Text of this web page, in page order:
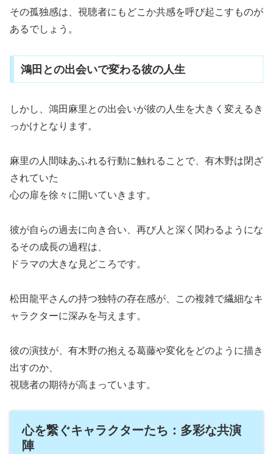
その孤独感は、視聴者にもどこか共感を呼び起こすものが
あるでしょう。
鴻田との出会いで変わる彼の人生
しかし、鴻田麻里との出会いが彼の人生を大きく変えるき
っかけとなります。
麻里の人間味あふれる行動に触れることで、有木野は閉ざ
されていた
心の扉を徐々に開いていきます。
彼が自らの過去に向き合い、再び人と深く関わるようにな
るその成長の過程は、
ドラマの大きな見どころです。
松田龍平さんの持つ独特の存在感が、この複雑で繊細なキ
ャラクターに深みを与えます。
彼の演技が、有木野の抱える葛藤や変化をどのように描き
出すのか、
視聴者の期待が高まっています。
心を繋ぐキャラクターたち：多彩な共演
陣